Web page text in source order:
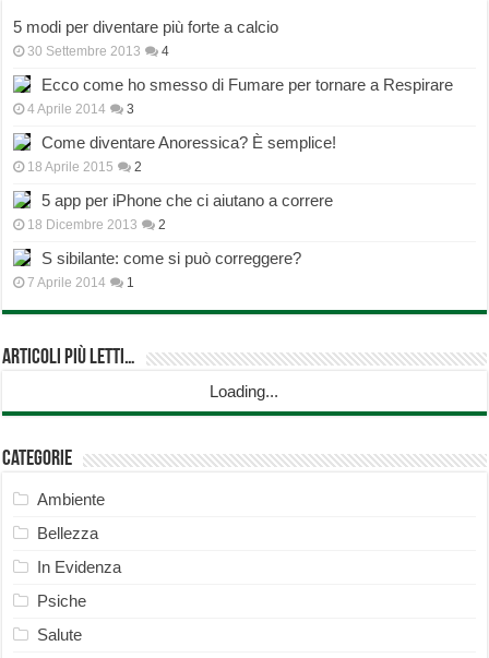
5 modi per diventare più forte a calcio
30 Settembre 2013 4
Ecco come ho smesso di Fumare per tornare a Respirare
4 Aprile 2014 3
Come diventare Anoressica? È semplice!
18 Aprile 2015 2
5 app per iPhone che ci aiutano a correre
18 Dicembre 2013 2
S sibilante: come si può correggere?
7 Aprile 2014 1
Articoli più Letti…
Loading...
Categorie
Ambiente
Bellezza
In Evidenza
Psiche
Salute